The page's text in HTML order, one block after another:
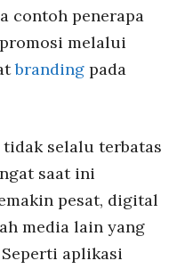
contoh penerapa
melalui
branding pada
selalu terbatas
saat ini
pesat, digital
media lain yang
aplikasi